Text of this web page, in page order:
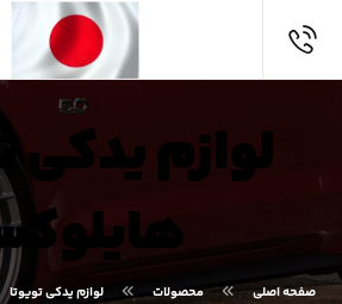
لوازم یدکی
صفحه اصلی محصولات لوازم یدکی تویوتا